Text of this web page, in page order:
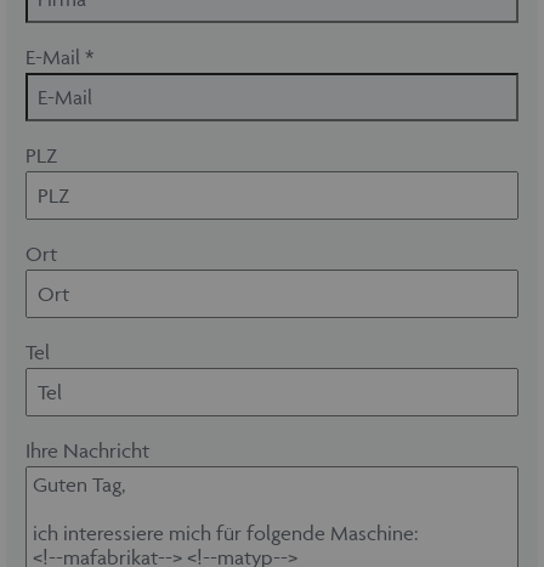
E-Mail *
PLZ
Ort
Tel
Ihre Nachricht